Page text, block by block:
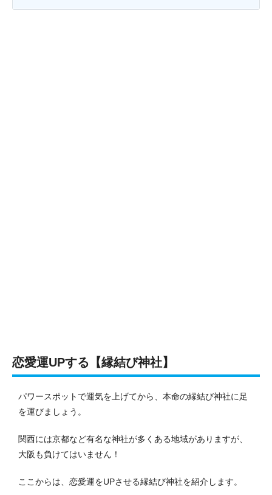
恋愛運UPする【縁結び神社】
パワースポットで運気を上げてから、本命の縁結び神社に足
を運びましょう。
関西には京都など有名な神社が多くある地域がありますが、
大阪も負けてはいません！
ここからは、恋愛運をUPさせる縁結び神社を紹介します。